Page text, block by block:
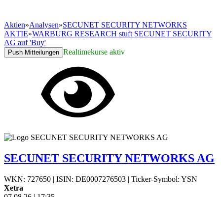
Aktien»Analysen»SECUNET SECURITY NETWORKS
AKTIE»WARBURG RESEARCH stuft SECUNET SECURITY
AG auf 'Buy'
Push Mitteilungen Realtimekurse aktiv
SECUNET SECURITY NETWORKS AG
WKN: 727650 | ISIN: DE0007276503 | Ticker-Symbol: YSN
Xetra